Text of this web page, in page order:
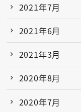
2021年7月
2021年6月
2021年3月
2020年8月
2020年7月